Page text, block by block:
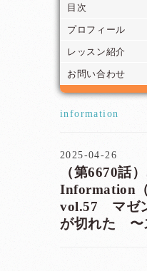
目次
プロフィール
レッスン紹介
お問い合わせ
information
2025-04-26
（第6670話
Information（
vol.57 マゼ
が切れた 〜